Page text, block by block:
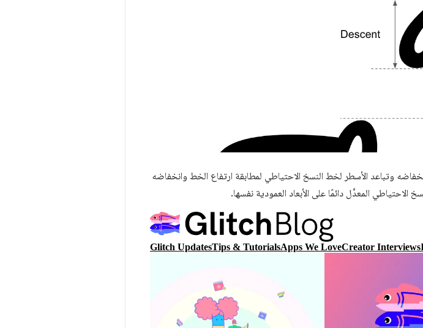
وتباعد الأسطر لخط النسخ الاحتياطي لمطابقة ارتفاع الخط وانخفاضه
المعدَّل دائمًا على الأبعاد العمودية نفسها.